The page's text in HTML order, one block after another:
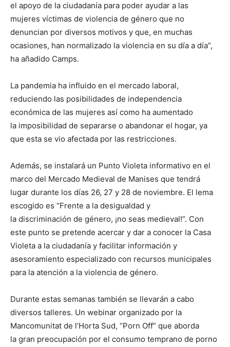
el apoyo de la ciudadanía para poder ayudar a las
mujeres víctimas de violencia de género que no
denuncian por diversos motivos y que, en muchas
ocasiones, han normalizado la violencia en su día a día”,
ha añadido Camps.
La pandemia ha influido en el mercado laboral,
reduciendo las posibilidades de independencia
económica de las mujeres así como ha aumentado
la imposibilidad de separarse o abandonar el hogar, ya
que esta se vio afectada por las restricciones.
Además, se instalará un Punto Violeta informativo en el
marco del Mercado Medieval de Manises que tendrá
lugar durante los días 26, 27 y 28 de noviembre. El lema
escogido es “Frente a la desigualdad y
la discriminación de género, ¡no seas medieval!”. Con
este punto se pretende acercar y dar a conocer la Casa
Violeta a la ciudadanía y facilitar información y
asesoramiento especializado con recursos municipales
para la atención a la violencia de género.
Durante estas semanas también se llevarán a cabo
diversos talleres. Un webinar organizado por la
Mancomunitat de l’Horta Sud, “Porn Off” que aborda
la gran preocupación por el consumo temprano de porno